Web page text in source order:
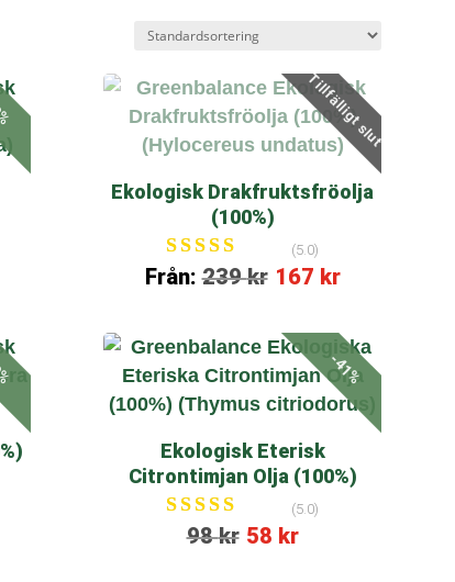
Tillfälligt slut
Ekologisk Drakfruktsfröolja
(100%)
Betygsatt
(5.0)
Från:239kr 167 kr
-41%
Ekologisk Eterisk
Citrontimjan Olja (100%)
Betygsatt
(5.0)
98kr 58 kr